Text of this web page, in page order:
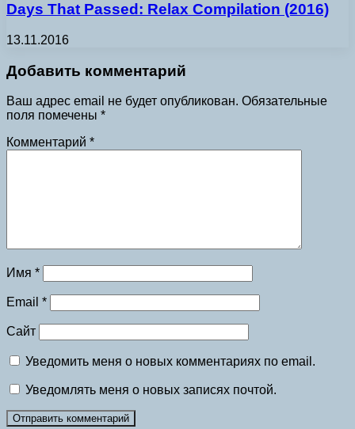
Days That Passed: Relax Compilation (2016)
13.11.2016
Добавить комментарий
Ваш адрес email не будет опубликован. Обязательные
поля помечены *
Комментарий *
Имя *
Email *
Сайт
Уведомить меня о новых комментариях по email.
Уведомлять меня о новых записях почтой.